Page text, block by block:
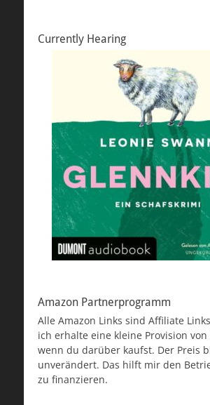
Currently Hearing
Amazon Partnerprogramm
Alle Amazon Links sind Affiliate
ich erhalte eine kleine Provision von
wenn du darüber kaufst. Der Preis
unverändert. Das hilft mir den
zu finanzieren.